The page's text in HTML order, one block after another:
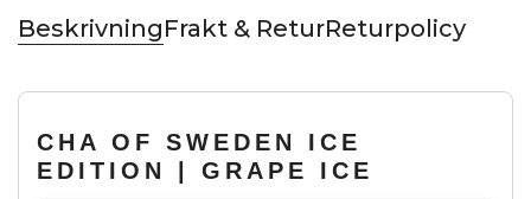
BeskrivningFrakt & ReturReturpolicy
CHA OF SWEDEN ICE
EDITION | GRAPE ICE